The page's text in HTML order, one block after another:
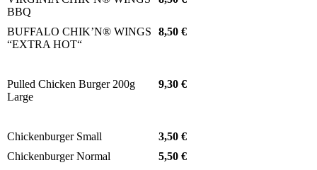
BBQ
BUFFALO CHIK’N® WINGS
“EXTRA HOT“
8,50 €
Pulled Chicken Burger 200g
Large
9,30 €
Chickenburger Small
3,50 €
Chickenburger Normal
5,50 €